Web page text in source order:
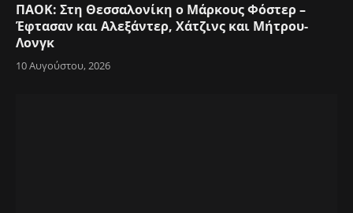
ΠΑΟΚ: Στη Θεσσαλονίκη ο Μάρκους Φόστερ –
Έφτασαν και Αλεξάντερ, Χάτζινς και Μήτρου-
Λονγκ
10 Αυγούστου, 2026